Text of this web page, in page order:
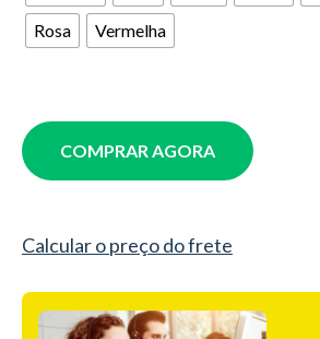
Rosa
Vermelha
COMPRAR AGORA
Calcular o preço do frete